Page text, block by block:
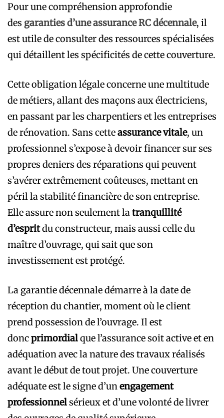
Pour une compréhension approfondie
des garanties d’une assurance RC décennale, il
est utile de consulter des ressources spécialisées
qui détaillent les spécificités de cette couverture.
Cette obligation légale concerne une multitude
de métiers, allant des maçons aux électriciens,
en passant par les charpentiers et les entreprises
de rénovation. Sans cetteassurance vitale, un
professionnel s’expose à devoir financer sur ses
propres deniers des réparations qui peuvent
s’avérer extrêmement coûteuses, mettant en
péril la stabilité financière de son entreprise.
Elle assure non seulement latranquillité
d’espritdu constructeur, mais aussi celle du
maître d’ouvrage, qui sait que son
investissement est protégé.
La garantie décennale démarre à la date de
réception du chantier, moment où le client
prend possession de l’ouvrage. Il est
doncprimordialque l’assurance soit active et en
adéquation avec la nature des travaux réalisés
avant le début de tout projet. Une couverture
adéquate est le signe d’unengagement
professionnelsérieux et d’une volonté de livrer